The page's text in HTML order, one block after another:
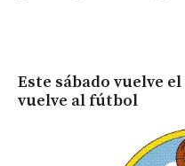
Este sábado vuelve
vuelve al fútbol